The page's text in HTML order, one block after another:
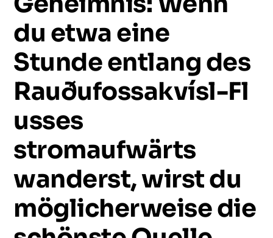
du etwaeine
Stundeentlangdes
Rauðufossakvísl-Fl
usses
stromaufwärts
wanderst,wirstdu
möglicherweisedie